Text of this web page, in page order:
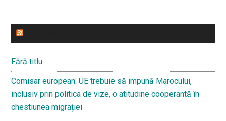
Fără titlu
Comisar european: UE trebuie să impună Marocului,
inclusiv prin politica de vize, o atitudine cooperantă în
chestiunea migrației